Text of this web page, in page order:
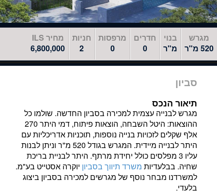
מגרש
520 מ"ר
בנוי
מ"ר
חדרים
0
מרפסות
0
חניות
2
מחיר ILS
6,800,000
סביון
תיאור הנכס
מגרש לבנייה עצמית למכירה בסביון החדשה. שולמו כל
ההוצאות: היטל השבחה, הוצאות פיתוח, דמי היתר 270
אלף שקלים לזכויות בנייה נוספות, תוכניות אדריכליות עם
היתר לבנייה מיידית. המגרש בגודל 520 מ"ר וניתן לבנות
עליו 3 מפלסים כולל יחידת מרתף. היתר לבניית בריכת
שחיה. בבלעדיות משרד תיווך בסביון יוקרה אסטייט בע"מ.
למשרדנו מבחר נוסף של מגרשים למכירה בסביון ביצוג
בלעדי.